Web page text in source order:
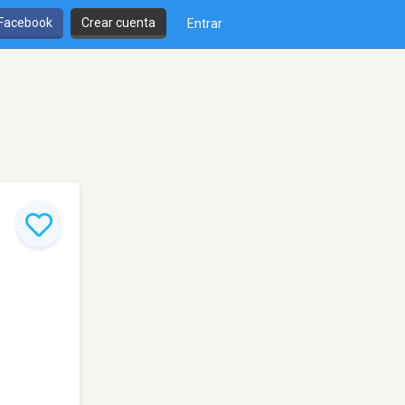
Crear cuenta Entrar